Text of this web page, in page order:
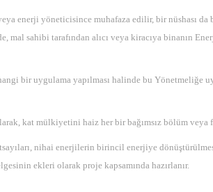
enerji yöneticisince muhafaza edilir, bir nüshası da
mal sahibi tarafından alıcı veya kiracıya binanın
bir uygulama yapılması halinde bu Yönetmeliğe
kat mülkiyetini haiz her bir bağımsız bölüm veya
nihai enerjilerin birincil enerjiye
ekleri olarak proje kapsamında hazırlanır.